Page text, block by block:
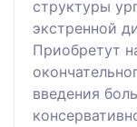
структуры
экстренной
Приобретут
введения